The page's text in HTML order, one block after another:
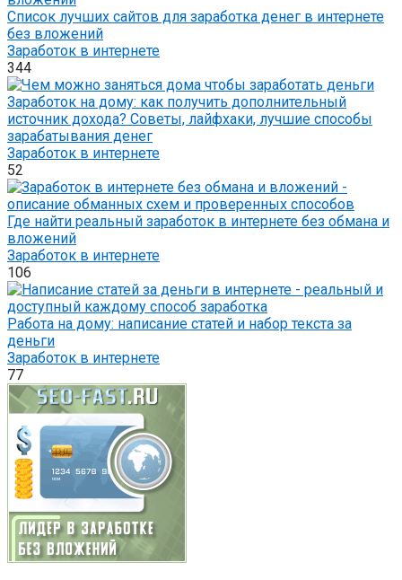
Список лучших сайтов для заработка денег в интернете
без вложений
Заработок в интернете
344
Заработок на дому: как получить дополнительный
источник дохода? Советы, лайфхаки, лучшие способы
зарабатывания денег
Заработок в интернете
52
Где найти реальный заработок в интернете без обмана и
вложений
Заработок в интернете
106
Работа на дому: написание статей и набор текста за
деньги
Заработок в интернете
77